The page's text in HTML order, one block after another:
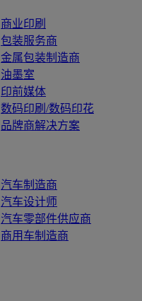
商业印刷
包装服务商
金属包装制造商
油墨室
印前媒体
数码印刷/数码印花
品牌商解决方案
汽车制造商
汽车设计师
汽车零部件供应商
商用车制造商